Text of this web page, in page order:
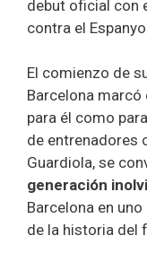
debut oficial con
contra el
El comienzo de
Barcelona marcó
para él como
de entrenadores
Guardiola, se
generación
Barcelona en
de la historia del